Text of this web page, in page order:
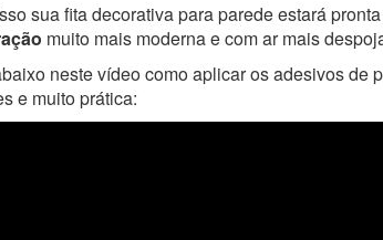
sua fita decorativa para parede estará
muito mais moderna e com ar mais
neste vídeo como aplicar os adesivos de
e muito prática: